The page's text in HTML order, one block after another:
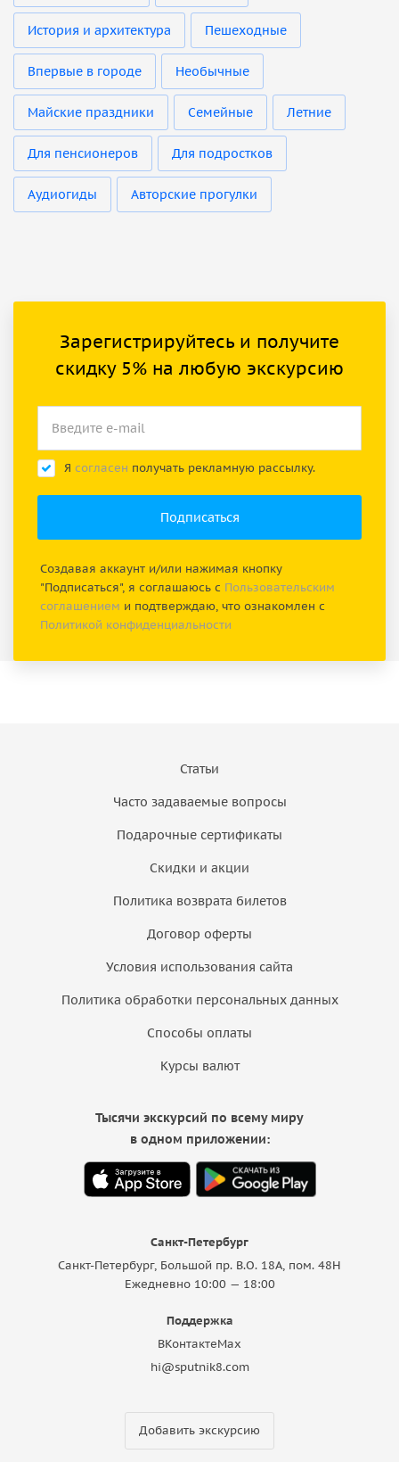
История и архитектура Пешеходные
Впервые в городе Необычные
Майские праздники Семейные Летние
Для пенсионеров Для подростков
Аудиогиды Авторские прогулки
Зарегистрируйтесь и получите
скидку 5% на любую экскурсию
Я согласен получать рекламную рассылку.
Создавая аккаунт и/или нажимая кнопку
"Подписаться", я соглашаюсь с Пользовательским
соглашением и подтверждаю, что ознакомлен с
Политикой конфиденциальности
Статьи
Часто задаваемые вопросы
Подарочные сертификаты
Скидки и акции
Политика возврата билетов
Договор оферты
Условия использования сайта
Политика обработки персональных данных
Способы оплаты
Курсы валют
Санкт-Петербург
Санкт-Петербург, Большой пр. В.О. 18A, пом. 48Н
Ежедневно 10:00 — 18:00
Поддержка
ВКонтактеMax
hi@sputnik8.com
Добавить экскурсию
Тысячи экскурсий по всему миру
в одном приложении: